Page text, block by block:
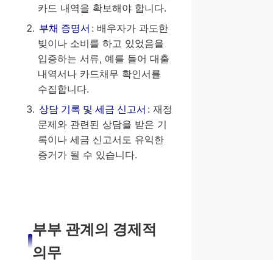
카드 내역을 확보해야 합니다.
부채 증명서 : 배우자가 과도한
빚이나 소비를 하고 있었음을
입증하는 서류, 예를 들어 대출
내역서나 카드채무 확인서를
수집합니다.
상담 기록 및 세금 신고서 : 재정
문제와 관련된 상담을 받은 기
록이나 세금 신고서도 유익한
증거가 될 수 있습니다.
부부 관계의 경제적
의무